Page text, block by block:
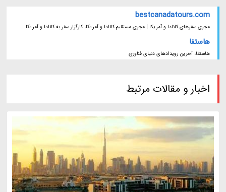
bestcanadatours.com
مجری سفرهای کانادا و آمریکا | مجری مستقیم کانادا و آمریکا، کارگزار سفر به کانادا و آمریکا
هاستفا
هاستفا، آخرین رویدادهای دنیای فناوری
اخبار و مقالات مرتبط